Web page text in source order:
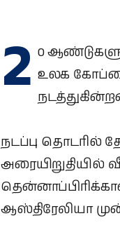
2 0
உலக
நடப்பு தொடரில்
அரையிறுதியில்
ஆஸ்திரேலியா